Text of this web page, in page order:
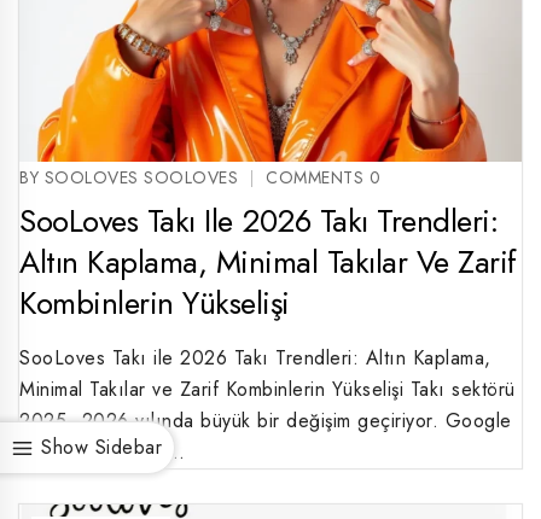
Show Sidebar
BY SOOLOVES SOOLOVES COMMENTS 0
SooLoves Takı Ile 2026 Takı Trendleri:
Altın Kaplama, Minimal Takılar Ve Zarif
Kombinlerin Yükselişi
SooLoves Takı ile 2026 Takı Trendleri: Altın Kaplama,
Minimal Takılar ve Zarif Kombinlerin Yükselişi Takı sektörü
2025–2026 yılında büyük bir değişim geçiriyor. Google
aramalarına göre…